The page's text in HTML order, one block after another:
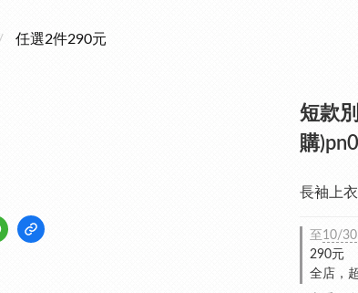
任選2件290元
短款
購
長袖上衣
至 10/
290元
全店，